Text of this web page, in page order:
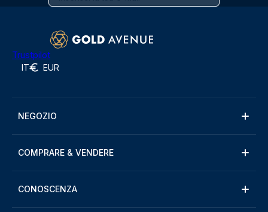
Trustpilot
IT EUR
NEGOZIO
COMPRARE & VENDERE
CONOSCENZA